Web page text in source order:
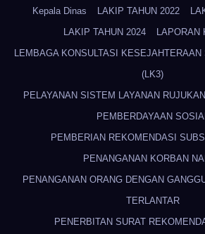
Kepala Dinas
LAKIP TAHUN 2022
LAKIP TAHUN 2024
LEMBAGA KONSULTASI
(LK3)
PELAYANAN SISTEM LAYANAN
PEMBERDAYAAN SOSIAL
PEMBERIAN REKOMENDASI
PENANGANAN KORBAN
PENANGANAN ORANG DENGAN
TERLANTAR
PENERBITAN SURAT